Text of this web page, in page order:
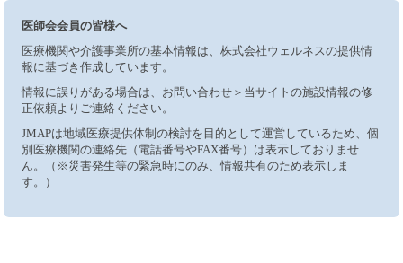
医師会会員の皆様へ
医療機関や介護事業所の基本情報は、株式会社ウェルネスの提供情
報に基づき作成しています。
情報に誤りがある場合は、お問い合わせ＞当サイトの施設情報の修
正依頼よりご連絡ください。
JMAPは地域医療提供体制の検討を目的として運営しているため、個
別医療機関の連絡先（電話番号やFAX番号）は表示しておりませ
ん。（※災害発生等の緊急時にのみ、情報共有のため表示しま
す。）